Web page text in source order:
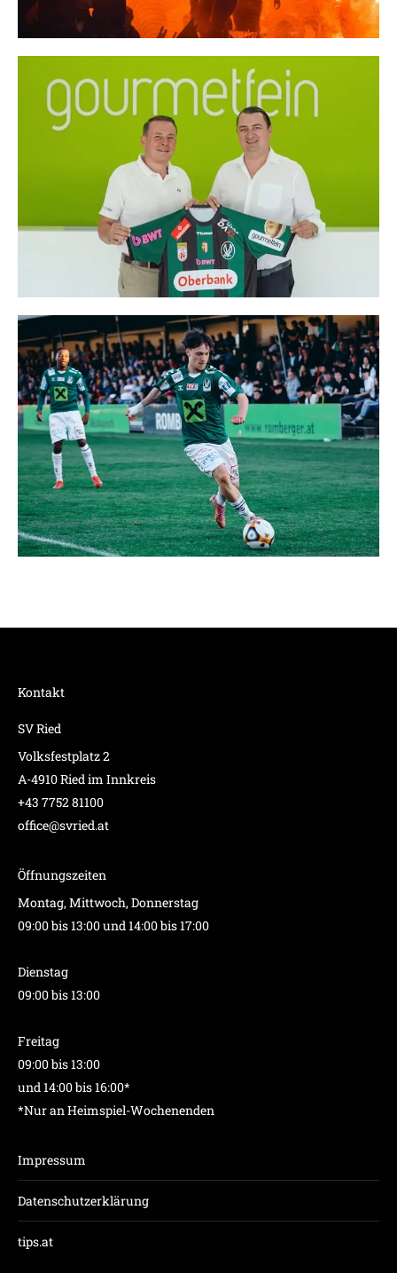
Kontakt
SV Ried
Volksfestplatz 2
A-4910 Ried im Innkreis
+43 7752 81100
office@svried.at
Öffnungszeiten
Montag, Mittwoch, Donnerstag
09:00 bis 13:00 und 14:00 bis 17:00
Dienstag
09:00 bis 13:00
Freitag
09:00 bis 13:00
und 14:00 bis 16:00*
*Nur an Heimspiel-Wochenenden
Impressum
Datenschutzerklärung
tips.at